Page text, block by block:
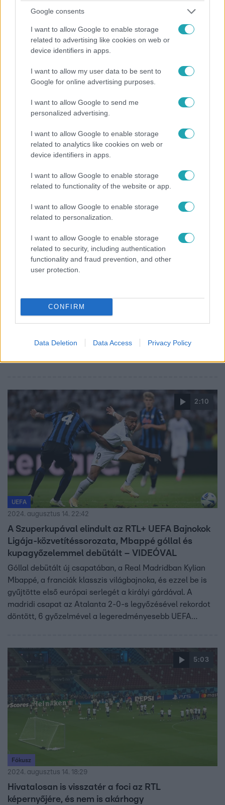
Google consents
I want to allow Google to enable storage
related to advertising like cookies on web or
device identifiers in apps.
I want to allow my user data to be sent to
Google for online advertising purposes.
I want to allow Google to send me
personalized advertising.
I want to allow Google to enable storage
related to analytics like cookies on web or
device identifiers in apps.
I want to allow Google to enable storage
related to functionality of the website or app.
I want to allow Google to enable storage
related to personalization.
I want to allow Google to enable storage
related to security, including authentication
functionality and fraud prevention, and other
user protection.
CONFIRM
Data Deletion Data Access Privacy Policy
Fókusz
Exkluzív interjút adott az RTL-nek Jude
A Real Madrid ismét a legnagyobb: a spanyol sztárcsapat
az UEFA Szuperkupát is bezsebelte.
2024. augusztus 15. 11:34
A szerdai, Varsóban lejátszott Európai Szuperkupa-
mérkőzés két résztvevője között 9 millió eurót oszt szét
Madrid csak egymillióval kap többet, mint a vesztes
2:10
UEFA
2024. augusztus 14. 22:42
A Szuperkupával elindult az RTL+ UEFA Bajnokok
Ligája-közvetítéssorozata, Mbappé góllal és
kupagyőzelemmel debütált – VIDEÓVAL
Góllal debütált új csapatában, a Real Madridban Kylian
Mbappé, a franciák klasszis világbajnoka, és ezzel be is
gyűjtötte első európai serlegét a királyi gárdával. A
madridi csapat az Atalanta 2-0-s legyőzésével rekordot
döntött, 6 győzelmével a legeredményesebb UEFA
5:03
Fókusz
2024. augusztus 14. 18:29
Hivatalosan is visszatér a foci az RTL
képernyőjére, és nem is akárhogy